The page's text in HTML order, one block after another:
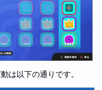
は以下の通りです。